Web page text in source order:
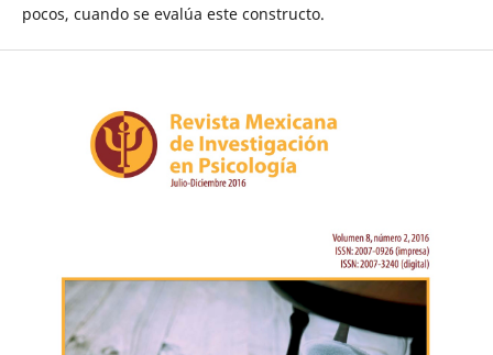
pocos, cuando se evalúa este constructo.